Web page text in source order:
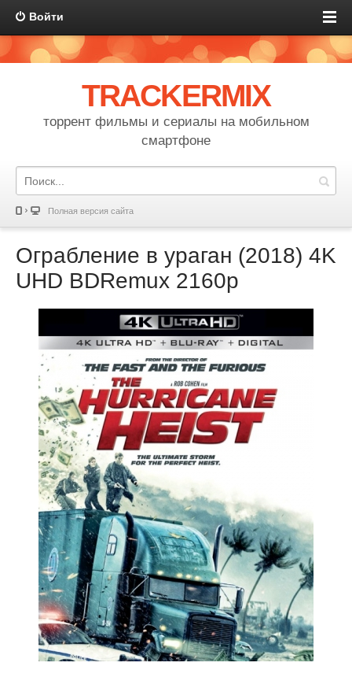
Войти
TRACKERMIX
торрент фильмы и сериалы на мобильном
смартфоне
Полная версия сайта
Ограбление в ураган (2018) 4K
UHD BDRemux 2160p